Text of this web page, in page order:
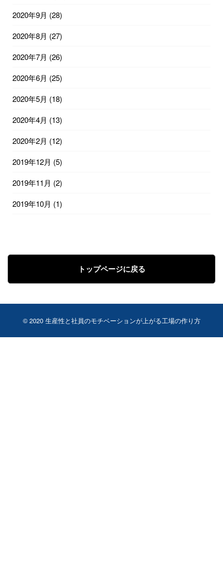
2020年9月 (28)
2020年8月 (27)
2020年7月 (26)
2020年6月 (25)
2020年5月 (18)
2020年4月 (13)
2020年2月 (12)
2019年12月 (5)
2019年11月 (2)
2019年10月 (1)
トップページに戻る
© 2020 生産性と社員のモチベーションが上がる工場の作り方